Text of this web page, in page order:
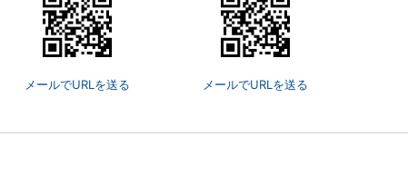
メールでURLを送る
メールでURLを送る